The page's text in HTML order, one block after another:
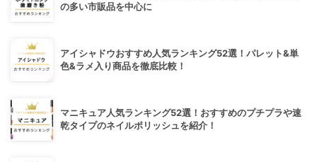
の多い市販品を中心に
アイシャドウおすすめ人気ランキング52選！パレット&単
色&ラメ入り商品を徹底比較！
マニキュア人気ランキング52選！おすすめのプチプラや速
乾タイプのネイルポリッシュを紹介！